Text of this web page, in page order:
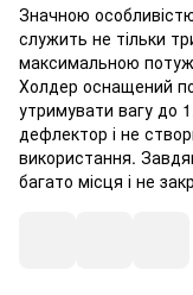
Значною
служить не тільки
максимальною
Холдер оснащений
утримувати вагу до
дефлектор і не
використання.
багато місця і не